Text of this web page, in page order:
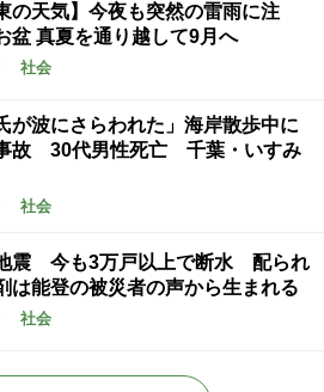
の天気】今夜も突然の雷雨に注
真夏を通り越して9月へ
社会
が波にさらわれた」海岸散歩中に
故 30代男性死亡 千葉・いすみ
社会
震 今も3万戸以上で断水 配られ
は能登の被災者の声から生まれる
社会